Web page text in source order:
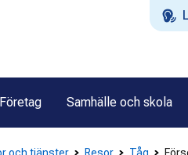
Företag Samhälle och skola